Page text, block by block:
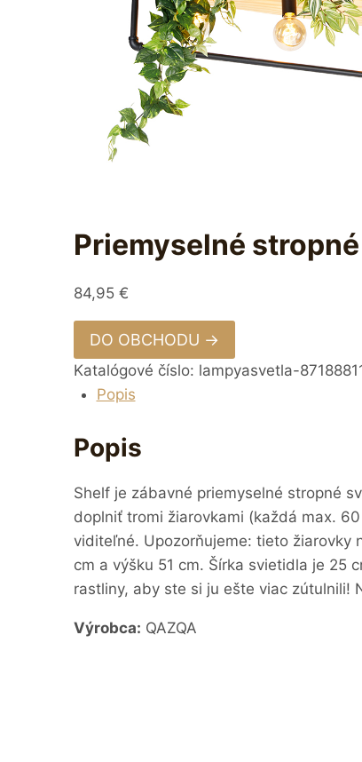
Priemyselné
84,95 €
DO OBCHODU →
Katalógové číslo: lampyasvetla-
Popis
Popis
Shelf je zábavné priemyselné stropné
doplniť tromi žiarovkami (každá max.
viditeľné. Upozorňujeme: tieto žiarovky
cm a výšku 51 cm. Šírka svietidla je 25
rastliny, aby ste si ju ešte viac zútulnili!
Výrobca: QAZQA